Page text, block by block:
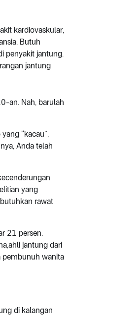
kardiovaskular,
Butuh
penyakit jantung.
jantung
an. Nah, barulah
“kacau”,
Anda telah
yang
rawat
21 persen.
jantung dari
pembunuh wanita
di kalangan